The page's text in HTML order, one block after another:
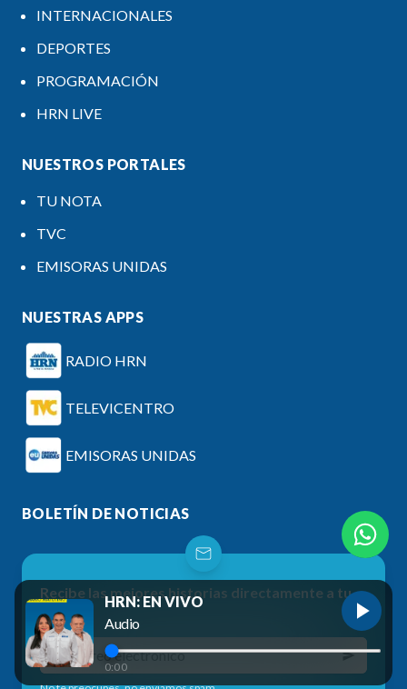
INTERNACIONALES
DEPORTES
PROGRAMACIÓN
HRN LIVE
NUESTROS PORTALES
TU NOTA
TVC
EMISORAS UNIDAS
NUESTRAS APPS
RADIO HRN
TELEVICENTRO
EMISORAS UNIDAS
BOLETÍN DE NOTICIAS
Recibe las mejores historias directamente a tu
correo
HRN: EN VIVO
Audio
0:00